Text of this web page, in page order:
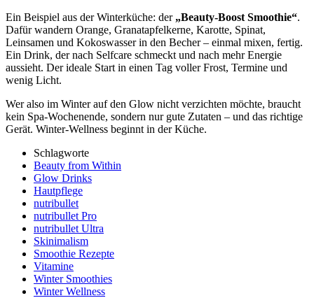
Ein Beispiel aus der Winterküche: der „Beauty-Boost Smoothie“.
Dafür wandern Orange, Granatapfelkerne, Karotte, Spinat,
Leinsamen und Kokoswasser in den Becher – einmal mixen, fertig.
Ein Drink, der nach Selfcare schmeckt und nach mehr Energie
aussieht. Der ideale Start in einen Tag voller Frost, Termine und
wenig Licht.
Wer also im Winter auf den Glow nicht verzichten möchte, braucht
kein Spa-Wochenende, sondern nur gute Zutaten – und das richtige
Gerät. Winter-Wellness beginnt in der Küche.
Schlagworte
Beauty from Within
Glow Drinks
Hautpflege
nutribullet
nutribullet Pro
nutribullet Ultra
Skinimalism
Smoothie Rezepte
Vitamine
Winter Smoothies
Winter Wellness